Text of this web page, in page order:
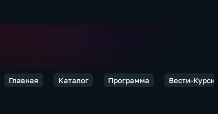
Главная Каталог Программа Вести-Курск